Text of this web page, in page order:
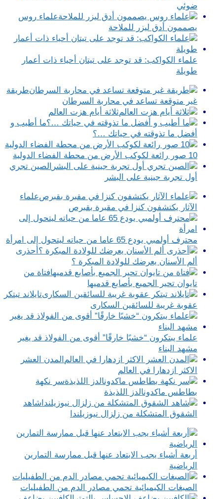
ضوئي
علماء روس
يصممون أدق ليزر للملاحة
علماء الكواكب: قد توجد على تيتان أحياء ذات أعمار
طويلة
طريقة
غير متوقعة تساعد في محاربة السرطان
ثلاثة أيام هزت العالم
ما أطيب و
أفضل ما تذوقته في حياتك …؟
10 صور رائعة لكوكب الأرض من محطة الفضاء الدولية
الصين تجري
أول تجربة جينية على البشر
علماء
الآثار يكتشفون كنزا في مقبرة بقبرص
محترف أولمبي يودع 65 عاما من حياته ليتحول إلى امرأة
أحذرى
ألم الأسنان يعرضك للولادة المبكرة ؟
فتاة من
تايوان تحير الجميع بأصابع قدميها
تايلاند تبتكر
عقوبة غريبة للسائقين السكارى
علماء يبتكرون “خشبًا خارقًا” أقوى من الفولاذ قد يغير
مشهد البناء
المدن العشر
الاكثر ازدهارا في العالم
سر نكهة
بطاطس ماكدونالدز اللذيذة
شاهد
الشقوق المتشكلة من زلزال نيوزيلندا
أربعة أشياء يجب الابتعاد عنها قبل ممارسة التمارين
الرياضية
الصبغات الكيميائية تحمي مصادر الدم من الطفيليات